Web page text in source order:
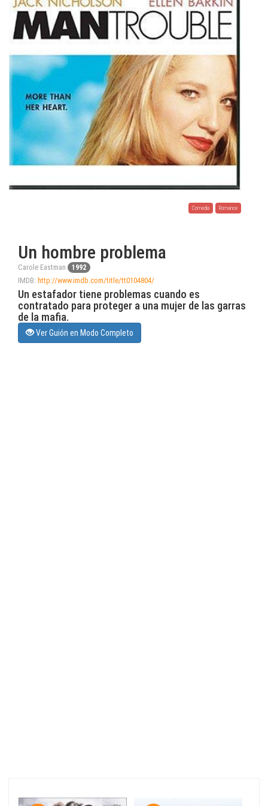
Comedia Romance
Un hombre problema
Carole Eastman 1992
IMDB: http://www.imdb.com/title/tt0104804/
Un estafador tiene problemas cuando es
contratado para proteger a una mujer de las garras
de la mafia.
Ver Guión en Modo Completo